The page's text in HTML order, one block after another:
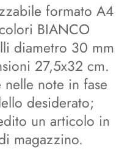
formato A4
BIANCO
diametro 30 mm
27,5x32 cm.
note in fase
desiderato;
un articolo in
magazzino.